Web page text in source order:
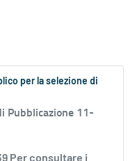
per la selezione di
Pubblicazione 11-
Per consultare i